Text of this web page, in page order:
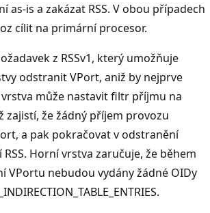
as-is a zakázat RSS. V obou případech
cílit na primární procesor.
z RSSv1, který umožňuje
odstranit VPort, aniž by nejprve
vrstva může nastavit filtr příjmu na
zajistí, že žádný příjem provozu
a pak pokračovat v odstranění
Horní vrstva zaručuje, že během
VPortu nebudou vydány žádné OIDy